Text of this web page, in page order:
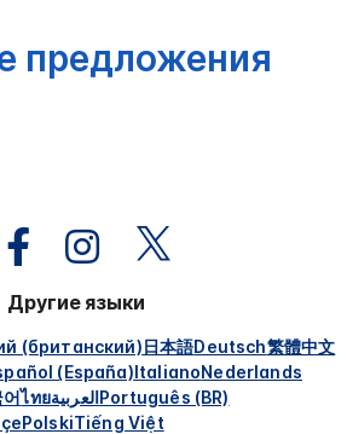
предложения
Другие языки
(британский)日本語Deutsch繁體中文
(España)ItalianoNederlands
어ไทยالعربيةPortuguês (BR)
PolskiTiếng Việt